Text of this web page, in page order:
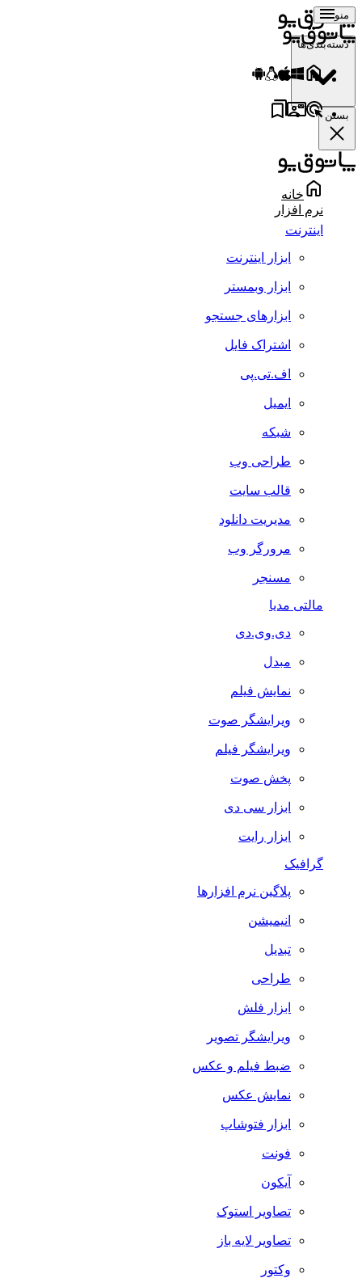
منو
دسته‌بندی‌ها
بستن
خانه
نرم افزار
اینترنت
ابزار اینترنت
ابزار وبمستر
ابزارهای جستجو
اشتراک فایل
اف.تی.پی
ایمیل
شبکه
طراحی وب
قالب سایت
مدیریت دانلود
مرورگر وب
مسنجر
مالتی مدیا
دی.وی.دی
مبدل
نمایش فیلم
ویرایشگر صوت
ویرایشگر فیلم
پخش صوت
ابزار سی دی
ابزار رایت
گرافیک
پلاگین نرم افزارها
انیمیشن
تبدیل
طراحی
ابزار فلش
ویرایشگر تصویر
ضبط فيلم و عكس
نمایش عکس
ابزار فتوشاپ
فونت
آیکون
تصاویر استوک
تصاویر لایه باز
وکتور